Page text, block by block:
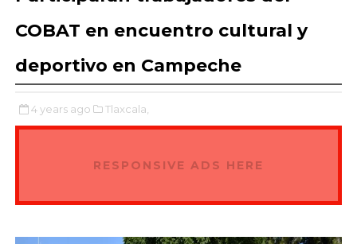
COBAT en encuentro cultural y
deportivo en Campeche
4 years ago Tlaxcala,
RESPONSIVE ADS HERE